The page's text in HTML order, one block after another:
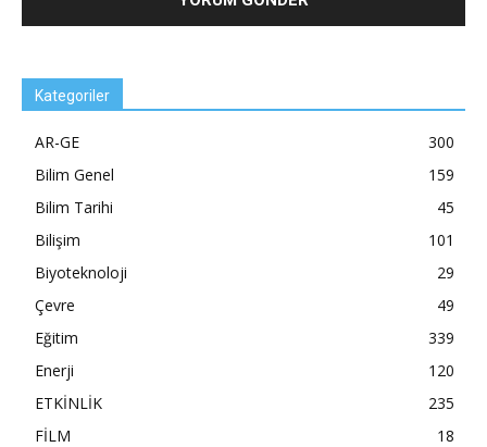
Kategoriler
AR-GE
300
Bilim Genel
159
Bilim Tarihi
45
Bilişim
101
Biyoteknoloji
29
Çevre
49
Eğitim
339
Enerji
120
ETKİNLİK
235
FİLM
18